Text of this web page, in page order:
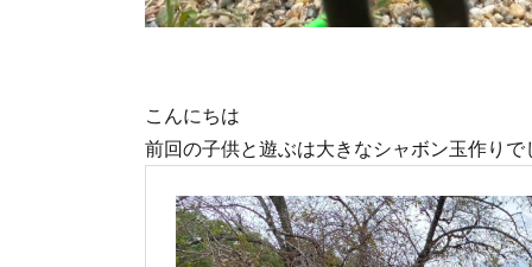
こんにちは
前回の子供と遊ぶは大きなシャボン玉作りで